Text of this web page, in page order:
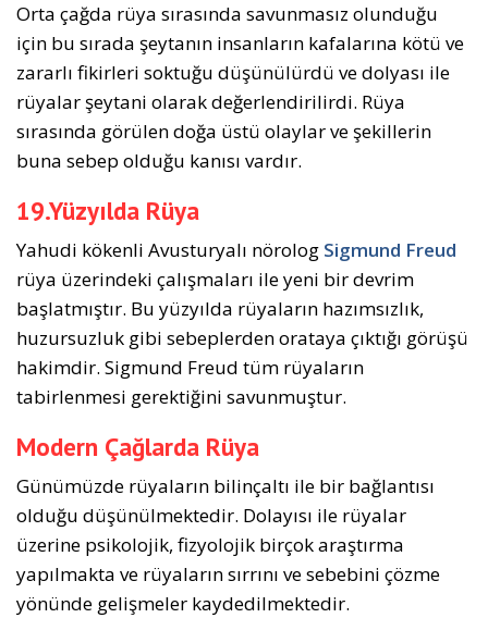
Orta çağda rüya sırasında savunmasız olunduğu
için bu sırada şeytanın insanların kafalarına kötü ve
zararlı fikirleri soktuğu düşünülürdü ve dolyası ile
rüyalar şeytani olarak değerlendirilirdi. Rüya
sırasında görülen doğa üstü olaylar ve şekillerin
buna sebep olduğu kanısı vardır.
19.Yüzyılda Rüya
Yahudi kökenli Avusturyalı nörolog Sigmund Freud
rüya üzerindeki çalışmaları ile yeni bir devrim
başlatmıştır. Bu yüzyılda rüyaların hazımsızlık,
huzursuzluk gibi sebeplerden orataya çıktığı görüşü
hakimdir. Sigmund Freud tüm rüyaların
tabirlenmesi gerektiğini savunmuştur.
Modern Çağlarda Rüya
Günümüzde rüyaların bilinçaltı ile bir bağlantısı
olduğu düşünülmektedir. Dolayısı ile rüyalar
üzerine psikolojik, fizyolojik birçok araştırma
yapılmakta ve rüyaların sırrını ve sebebini çözme
yönünde gelişmeler kaydedilmektedir.